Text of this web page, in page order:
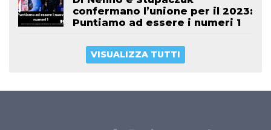
confermano l’unione per il 2023:
Puntiamo ad essere i numeri 1
VISUALIZZA TUTTI